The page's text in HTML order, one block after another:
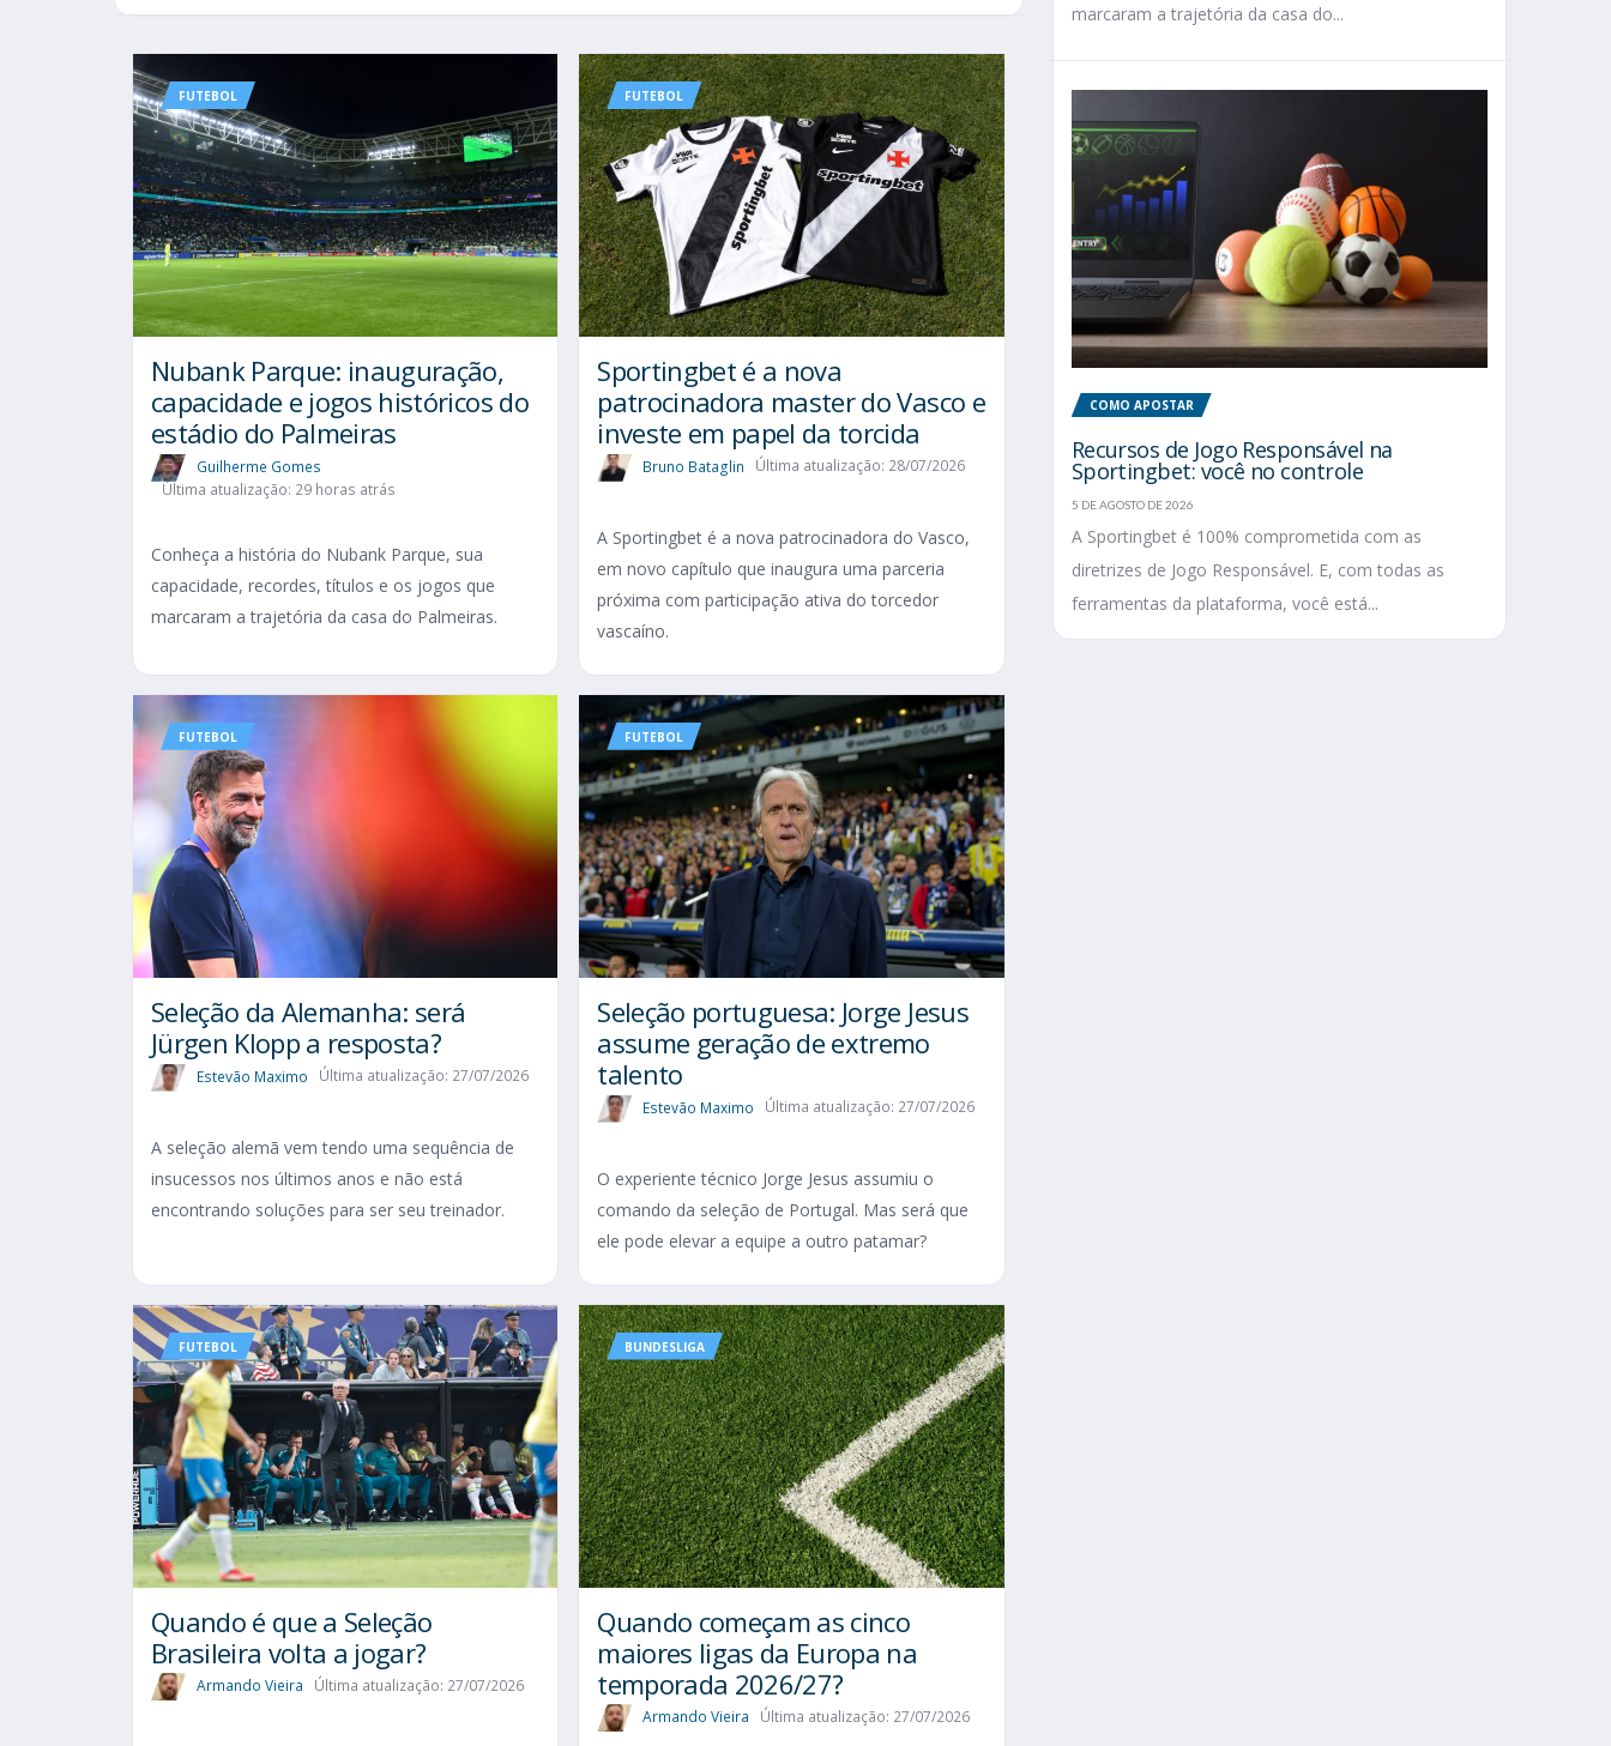
FUTEBOL
Nubank Parque: inauguração,
capacidade e jogos históricos do
estádio do Palmeiras
Guilherme Gomes
Última atualização: 29 horas atrás
Conheça a história do Nubank Parque, sua
capacidade, recordes, títulos e os jogos que
marcaram a trajetória da casa do Palmeiras.
FUTEBOL
Sportingbet é a nova
patrocinadora master do Vasco e
investe em papel da torcida
Bruno Bataglin Última atualização: 28/07/2026
A Sportingbet é a nova patrocinadora do Vasco,
em novo capítulo que inaugura uma parceria
próxima com participação ativa do torcedor
vascaíno.
FUTEBOL
Seleção da Alemanha: será
Jürgen Klopp a resposta?
Estevão Maximo Última atualização: 27/07/2026
A seleção alemã vem tendo uma sequência de
insucessos nos últimos anos e não está
encontrando soluções para ser seu treinador.
FUTEBOL
Seleção portuguesa: Jorge Jesus
assume geração de extremo
talento
Estevão Maximo Última atualização: 27/07/2026
O experiente técnico Jorge Jesus assumiu o
comando da seleção de Portugal. Mas será que
ele pode elevar a equipe a outro patamar?
FUTEBOL
Quando é que a Seleção
Brasileira volta a jogar?
Armando Vieira Última atualização: 27/07/2026
BUNDESLIGA
Quando começam as cinco
maiores ligas da Europa na
temporada 2026/27?
Armando Vieira Última atualização: 27/07/2026
marcaram a trajetória da casa do...
COMO APOSTAR
Recursos de Jogo Responsável na
Sportingbet: você no controle
5 DE AGOSTO DE 2026
A Sportingbet é 100% comprometida com as
diretrizes de Jogo Responsável. E, com todas as
ferramentas da plataforma, você está...